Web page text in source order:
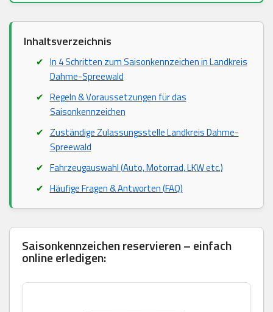
Inhaltsverzeichnis
In 4 Schritten zum Saisonkennzeichen in Landkreis
Dahme-Spreewald
Regeln & Voraussetzungen für das
Saisonkennzeichen
Zuständige Zulassungsstelle Landkreis Dahme-
Spreewald
Fahrzeugauswahl (Auto, Motorrad, LKW etc.)
Häufige Fragen & Antworten (FAQ)
Saisonkennzeichen reservieren – einfach
online erledigen: